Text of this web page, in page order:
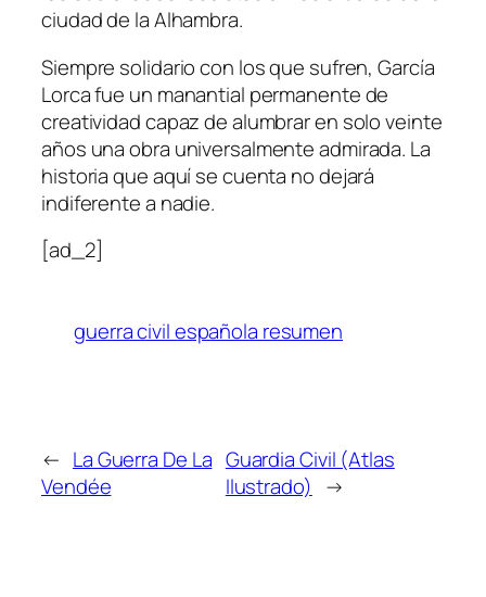
ciudad de la Alhambra.
Siempre solidario con los que sufren, García
Lorca fue un manantial permanente de
creatividad capaz de alumbrar en solo veinte
años una obra universalmente admirada. La
historia que aquí se cuenta no dejará
indiferente a nadie.
[ad_2]
guerra civil española resumen
← La Guerra De La
Vendée
Guardia Civil (Atlas
Ilustrado) →